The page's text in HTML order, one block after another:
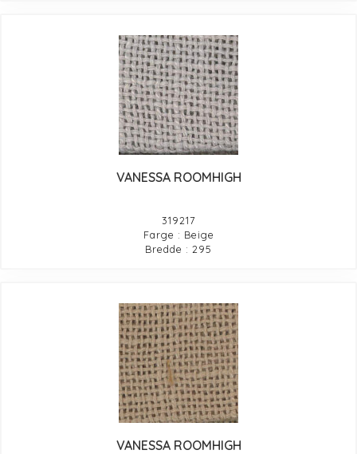
VANESSA ROOMHIGH
319217
Farge : Beige
Bredde : 295
VANESSA ROOMHIGH